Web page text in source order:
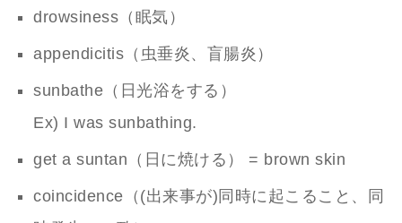
drowsiness（眠気）
appendicitis（虫垂炎、盲腸炎）
sunbathe（日光浴をする）
Ex) I was sunbathing.
get a suntan（日に焼ける） = brown skin
coincidence（(出来事が)同時に起こること、同